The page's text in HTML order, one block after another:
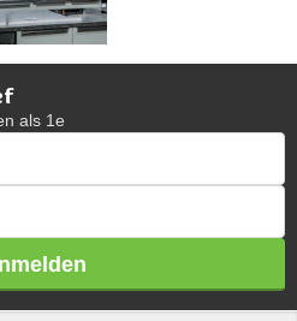
als 1e